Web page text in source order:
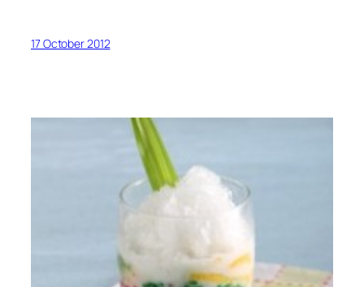
17 October 2012